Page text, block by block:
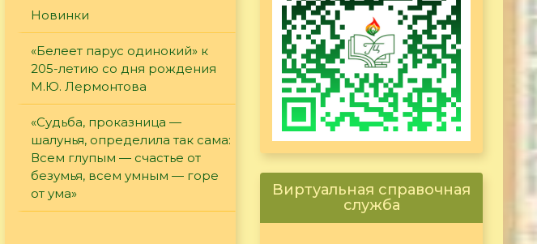
Новинки
«Белеет парус одинокий» к
205-летию со дня рождения
М.Ю. Лермонтова
«Судьба, проказница —
шалунья, определила так сама:
Всем глупым — счастье от
безумья, всем умным — горе
от ума»
Виртуальная справочная
служба